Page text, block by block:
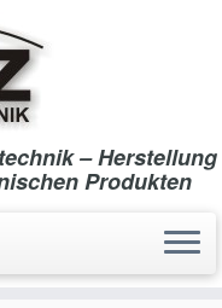
– Herstellung
Produkten